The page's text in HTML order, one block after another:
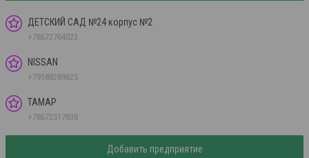
ДЕТСКИЙ САД №24 корпус №2
+78672764023
NISSAN
+79188289625
ТАМАР
+78672517838
Добавить предприятие